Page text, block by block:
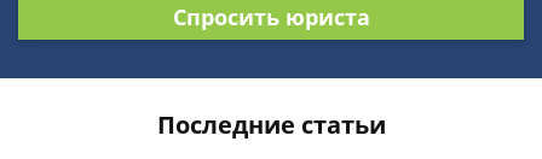
Спросить юриста
Последние статьи